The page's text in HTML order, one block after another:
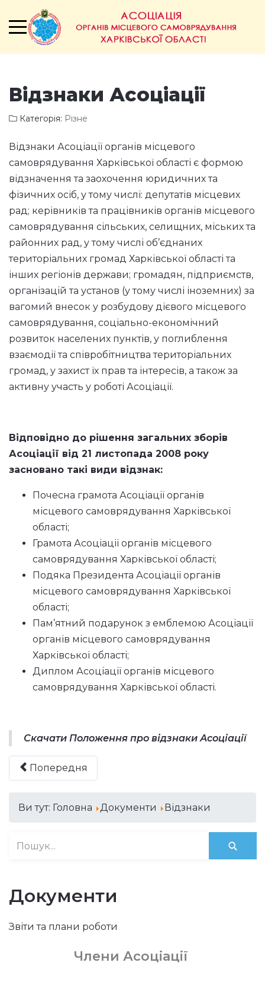
Відзнаки Асоціації
Категорія: Різне
Відзнаки Асоціації органів місцевого
самоврядування Харківської області є формою
відзначення та заохочення юридичних та
фізичних осіб, у тому числі: депутатів місцевих
рад; керівників та працівників органів місцевого
самоврядування сільських, селищних, міських та
районних рад, у тому числі об’єднаних
територіальних громад Харківської області та
інших регіонів держави; громадян, підприємств,
організацій та установ (у тому числі іноземних) за
вагомий внесок у розбудову дієвого місцевого
самоврядування, соціально-економічний
розвиток населених пунктів, у поглиблення
взаємодії та співробітництва територіальних
громад, у захист їх прав та інтересів, а також за
активну участь у роботі Асоціації.
Відповідно до рішення загальних зборів
Асоціації від 21 листопада 2008 року
засновано такі види відзнак:
Почесна грамота Асоціації органів
місцевого самоврядування Харківської
області;
Грамота Асоціації органів місцевого
самоврядування Харківської області;
Подяка Президента Асоціації органів
місцевого самоврядування Харківської
області;
Пам’ятний подарунок з емблемою Асоціації
органів місцевого самоврядування
Харківської області;
Диплом Асоціації органів місцевого
самоврядування Харківської області.
Скачати Положення про відзнаки Асоціації
Попередня
Ви тут: Головна Документи Відзнаки
Документи
Звіти та плани роботи
Члени Асоціації